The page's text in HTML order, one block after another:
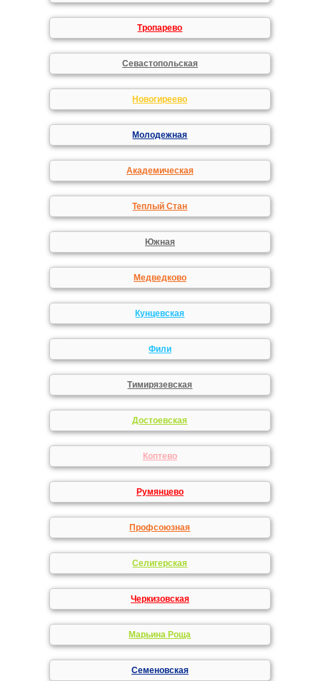
Тропарево
Севастопольская
Новогиреево
Молодежная
Академическая
Теплый Стан
Южная
Медведково
Кунцевская
Фили
Тимирязевская
Достоевская
Коптево
Румянцево
Профсоюзная
Селигерская
Черкизовская
Марьина Роща
Семеновская